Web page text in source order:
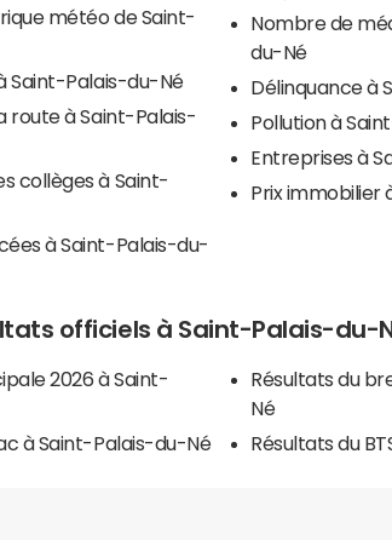
météo de Saint-
Saint-Palais-du-Né
route à Saint-Palais-
collèges à Saint-
à Saint-Palais-du-
Nombre de
du-Né
Délinquance à
Pollution à
Entreprises à
Prix immobilier
officiels à Saint-Palais-du-
2026 à Saint-
à Saint-Palais-du-Né
Résultats du
Né
Résultats du